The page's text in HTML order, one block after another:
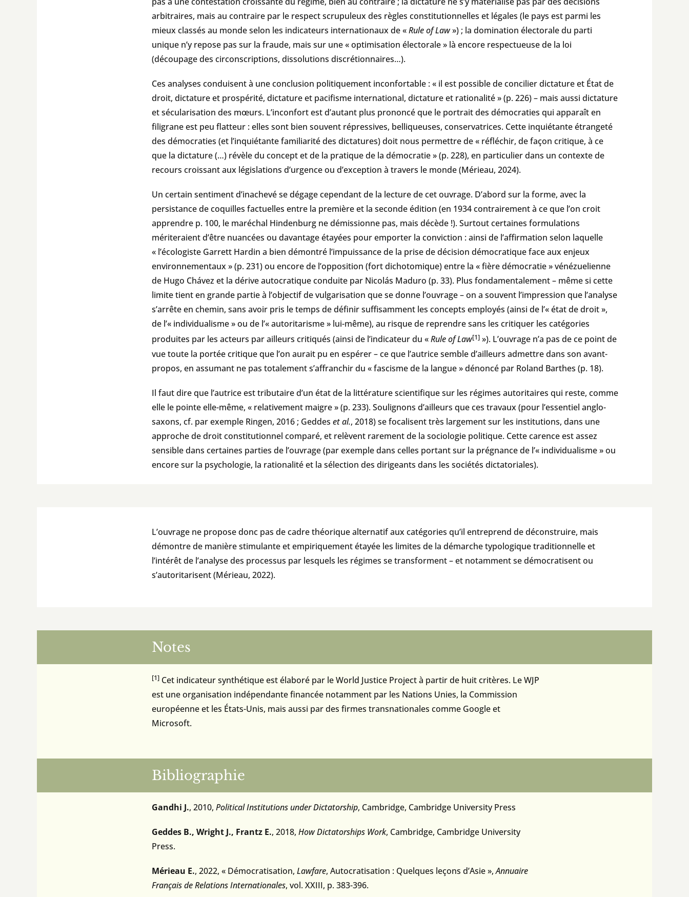
arbitraires, mais au contraire par le respect scrupuleux des règles constitutionnelles et légales (le pays est parmi les
mieux classés au monde selon les indicateurs internationaux de «Rule of Law») ; la domination électorale du parti
unique n’y repose pas sur la fraude, mais sur une « optimisation électorale » là encore respectueuse de la loi
(découpage des circonscriptions, dissolutions discrétionnaires…).
Ces analyses conduisent à une conclusion politiquement inconfortable : « il est possible de concilier dictature et État de
droit, dictature et prospérité, dictature et pacifisme international, dictature et rationalité » (p. 226) – mais aussi dictature
et sécularisation des mœurs. L’inconfort est d’autant plus prononcé que le portrait des démocraties qui apparaît en
filigrane est peu flatteur : elles sont bien souvent répressives, belliqueuses, conservatrices. Cette inquiétante étrangeté
des démocraties (et l’inquiétante familiarité des dictatures) doit nous permettre de « réfléchir, de façon critique, à ce
que la dictature (…) révèle du concept et de la pratique de la démocratie » (p. 228), en particulier dans un contexte de
recours croissant aux législations d’urgence ou d’exception à travers le monde (Mérieau, 2024).
Un certain sentiment d’inachevé se dégage cependant de la lecture de cet ouvrage. D’abord sur la forme, avec la
persistance de coquilles factuelles entre la première et la seconde édition (en 1934 contrairement à ce que l’on croit
apprendre p. 100, le maréchal Hindenburg ne démissionne pas, mais décède !). Surtout certaines formulations
mériteraient d’être nuancées ou davantage étayées pour emporter la conviction : ainsi de l’affirmation selon laquelle
« l’écologiste Garrett Hardin a bien démontré l’impuissance de la prise de décision démocratique face aux enjeux
environnementaux » (p. 231) ou encore de l’opposition (fort dichotomique) entre la « fière démocratie » vénézuelienne
de Hugo Chávez et la dérive autocratique conduite par Nicolás Maduro (p. 33). Plus fondamentalement – même si cette
limite tient en grande partie à l’objectif de vulgarisation que se donne l’ouvrage – on a souvent l’impression que l’analyse
s’arrête en chemin, sans avoir pris le temps de définir suffisamment les concepts employés (ainsi de l’« état de droit »,
de l’« individualisme » ou de l’« autoritarisme » lui-même), au risque de reprendre sans les critiquer les catégories
produites par les acteurs par ailleurs critiqués (ainsi de l’indicateur du «Rule of Law[1] »). L’ouvrage n’a pas de ce point de
vue toute la portée critique que l’on aurait pu en espérer – ce que l’autrice semble d’ailleurs admettre dans son avant-
propos, en assumant ne pas totalement s’affranchir du « fascisme de la langue » dénoncé par Roland Barthes (p. 18).
Il faut dire que l’autrice est tributaire d’un état de la littérature scientifique sur les régimes autoritaires qui reste, comme
elle le pointe elle-même, « relativement maigre » (p. 233). Soulignons d’ailleurs que ces travaux (pour l’essentiel anglo-
saxons, cf. par exemple Ringen, 2016 ; Geddeset al., 2018) se focalisent très largement sur les institutions, dans une
approche de droit constitutionnel comparé, et relèvent rarement de la sociologie politique. Cette carence est assez
sensible dans certaines parties de l’ouvrage (par exemple dans celles portant sur la prégnance de l’« individualisme » ou
encore sur la psychologie, la rationalité et la sélection des dirigeants dans les sociétés dictatoriales).
L’ouvrage ne propose donc pas de cadre théorique alternatif aux catégories qu’il entreprend de déconstruire, mais
démontre de manière stimulante et empiriquement étayée les limites de la démarche typologique traditionnelle et
l’intérêt de l’analyse des processus par lesquels les régimes se transforment – et notamment se démocratisent ou
s’autoritarisent (Mérieau, 2022).
Notes
[1] Cet indicateur synthétique est élaboré par leWorld Justice Projectà partir de huit critères. Le WJP
est une organisation indépendante financée notamment par les Nations Unies, la Commission
européenne et les États-Unis, mais aussi par des firmes transnationales comme Google et
Microsoft.
Bibliographie
Gandhi J., 2010,Political Institutions under Dictatorship, Cambridge, Cambridge University Press
Geddes B., Wright J., Frantz E., 2018,How Dictatorships Work, Cambridge, Cambridge University
Press.
Mérieau E., 2022, « Démocratisation,Lawfare, Autocratisation : Quelques leçons d’Asie »,Annuaire
Français de Relations Internationales, vol. XXIII, p. 383-396.